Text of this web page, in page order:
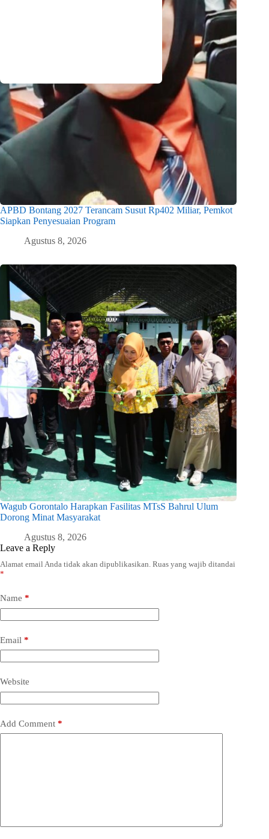
APBD Bontang 2027 Terancam Susut Rp402 Miliar, Pemkot
Siapkan Penyesuaian Program
Agustus 8, 2026
Wagub Gorontalo Harapkan Fasilitas MTsS Bahrul Ulum
Dorong Minat Masyarakat
Agustus 8, 2026
Leave a Reply
Alamat email Anda tidak akan dipublikasikan. Ruas yang wajib ditandai
*
Name *
Email *
Website
Add Comment *